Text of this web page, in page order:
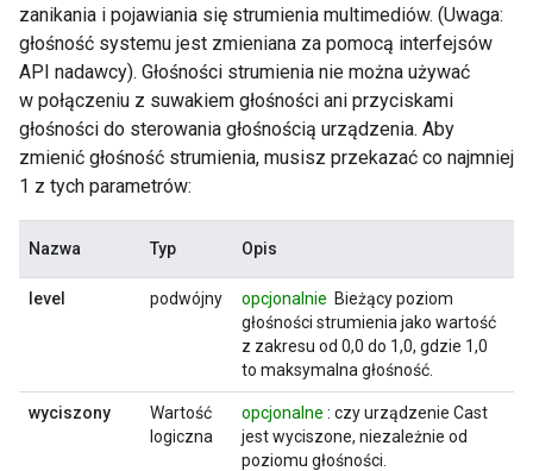
zanikania i pojawiania się strumienia multimediów. (Uwaga:
głośność systemu jest zmieniana za pomocą interfejsów
API nadawcy). Głośności strumienia nie można używać
w połączeniu z suwakiem głośności ani przyciskami
głośności do sterowania głośnością urządzenia. Aby
zmienić głośność strumienia, musisz przekazać co najmniej
1 z tych parametrów:
Nazwa Typ Opis
level podwójny opcjonalnie Bieżący poziom
głośności strumienia jako wartość
z zakresu od 0,0 do 1,0, gdzie 1,0
to maksymalna głośność.
wyciszony
Wartość
logiczna
opcjonalne : czy urządzenie Cast
jest wyciszone, niezależnie od
poziomu głośności.